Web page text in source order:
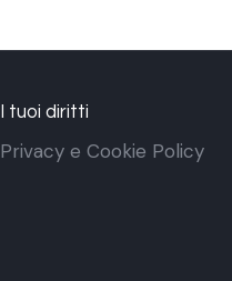
I tuoi diritti
Privacy e Cookie Policy